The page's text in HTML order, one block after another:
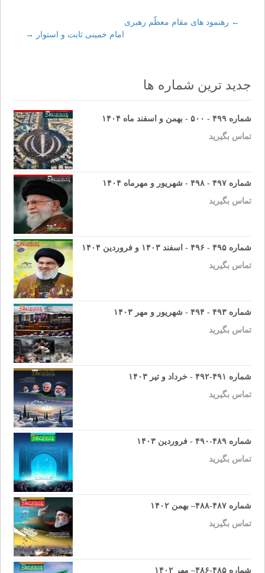
Post
← رهنمود های مقام معظّم رهبری
امام خمینی ثابت و استوار
→
جدید ترین شماره ها
شماره ۴۹۹ - ۵۰۰ - بهمن و اسفند ماه ۱۴۰۴
تماس بگیرید
شماره ۴۹۷ - ۴۹۸ - شهریور و مهرماه ۱۴۰۴
تماس بگیرید
شماره ۴۹۵ - ۴۹۶ - اسفند ۱۴۰۳ و فروردین ۱۴۰۴
تماس بگیرید
شماره ۴۹۳ - ۴۹۴ - شهریور و مهر ۱۴۰۳
تماس بگیرید
شماره ۴۹۱-۴۹۲ - خرداد و تیر ۱۴۰۳
تماس بگیرید
شماره ۴۸۹-۴۹۰ - فروردین ۱۴۰۳
تماس بگیرید
شماره ۴۸۷-۴۸۸– بهمن ۱۴۰۲
تماس بگیرید
شماره ۴۸۵-۴۸۶– مهر ۱۴۰۲